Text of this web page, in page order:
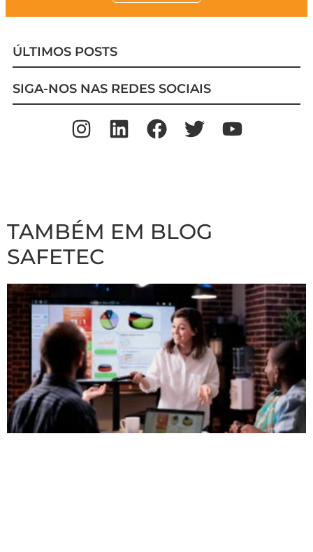
ÚLTIMOS POSTS
SIGA-NOS NAS REDES SOCIAIS
TAMBÉM EM BLOG
SAFETEC